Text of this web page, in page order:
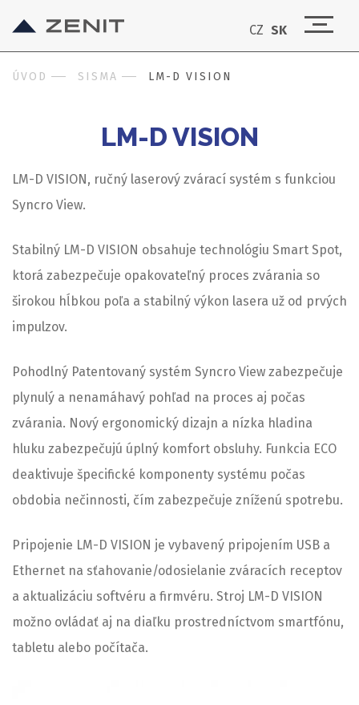
CZ SK
ÚVOD SISMA LM-D VISION
LM-D VISION
LM-D VISION, ručný laserový zvárací systém s funkciou
Syncro View.
Stabilný LM-D VISION obsahuje technológiu Smart Spot,
ktorá zabezpečuje opakovateľný proces zvárania so
širokou hĺbkou poľa a stabilný výkon lasera už od prvých
impulzov.
Pohodlný Patentovaný systém Syncro View zabezpečuje
plynulý a nenamáhavý pohľad na proces aj počas
zvárania. Nový ergonomický dizajn a nízka hladina
hluku zabezpečujú úplný komfort obsluhy. Funkcia ECO
deaktivuje špecifické komponenty systému počas
obdobia nečinnosti, čím zabezpečuje zníženú spotrebu.
Pripojenie LM-D VISION je vybavený pripojením USB a
Ethernet na sťahovanie/odosielanie zváracích receptov
a aktualizáciu softvéru a firmvéru. Stroj LM-D VISION
možno ovládať aj na diaľku prostredníctvom smartfónu,
tabletu alebo počítača.